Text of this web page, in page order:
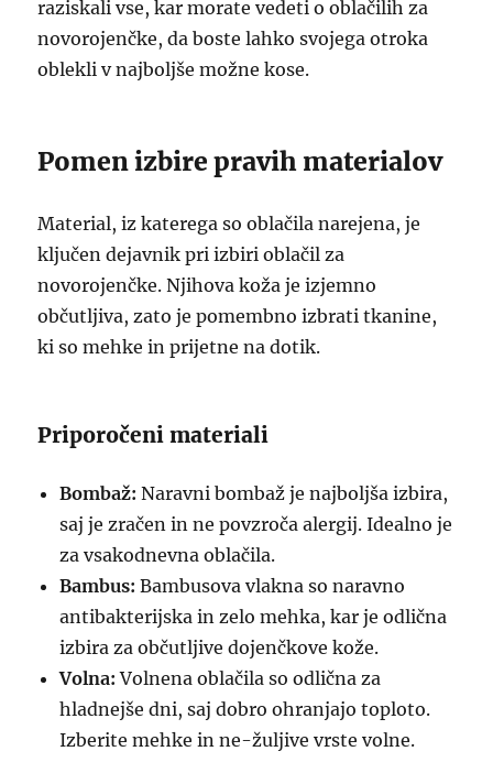
raziskali vse, kar morate vedeti o oblačilih za
novorojenčke, da boste lahko svojega otroka
oblekli v najboljše možne kose.
Pomen izbire pravih materialov
Material, iz katerega so oblačila narejena, je
ključen dejavnik pri izbiri oblačil za
novorojenčke. Njihova koža je izjemno
občutljiva, zato je pomembno izbrati tkanine,
ki so mehke in prijetne na dotik.
Priporočeni materiali
Bombaž: Naravni bombaž je najboljša izbira,
saj je zračen in ne povzroča alergij. Idealno je
za vsakodnevna oblačila.
Bambus: Bambusova vlakna so naravno
antibakterijska in zelo mehka, kar je odlična
izbira za občutljive dojenčkove kože.
Volna: Volnena oblačila so odlična za
hladnejše dni, saj dobro ohranjajo toploto.
Izberite mehke in ne-žuljive vrste volne.